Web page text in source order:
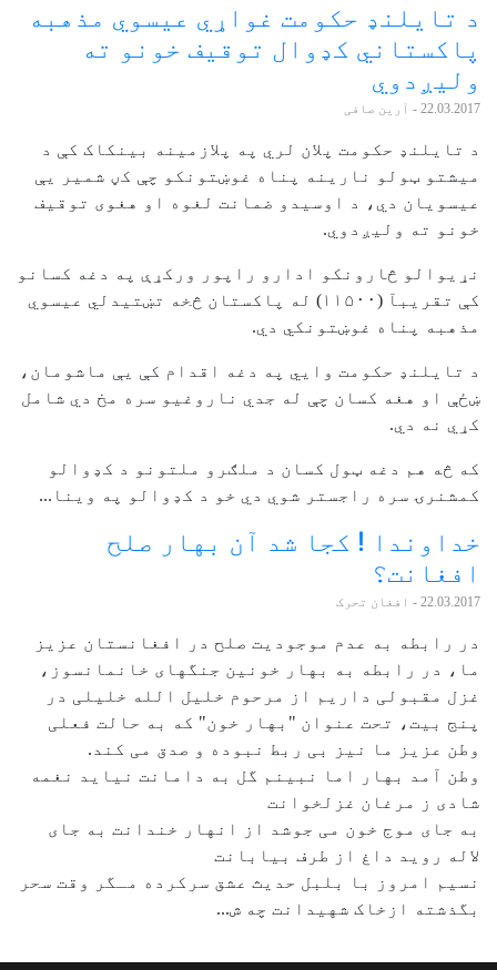
د تایلنډ حکومت غواړي عیسوي مذهبه
پاکستاني کډوال توقیف خونو ته
ولیږدوي
22.03.2017 - آرین صافی
د تایلنډ حکومت پلان لري په پلازمینه بینکاک کې د
میشتو ټولو نارینه پناه غوښتونکو چې کڼ شمیر یې
عیسویان دي، د اوسیدو ضمانت لغوه او هغوی توقیف
خونو ته ولیږدوي.
نړیوالو څارونکو ادارو راپور ورکړې په دغه کسانو
کې تقریبآ (۱۱۵۰۰) له پاکستان څخه تښتیدلي عیسوي
مذهبه پناه غوښتونکي دي.
د تایلنډ حکومت وایي په دغه اقدام کې يې ماشومان،
ښځې او هغه کسان چې له جدي ناروغیو سره مخ دي شامل
کړي نه دي.
که څه هم دغه ټول کسان د ملګرو ملتونو د کډوالو
کمشنرۍ سره راجستر شوي دي خو د کډوالو په وینا...
خداوندا ! کجا شد آن بهار صلح
افغانت؟
22.03.2017 - افغان تحرک
در رابطه به عدم موجودیت صلح در افغانستان عزیز
ما، در رابطه به بهار خونین جنگهای خانمانسوز،
غزل مقبولی داریم از مرحوم خلیل الله خلیلی در
پنج بیت، تحت عنوان "بهار خون" که به حالت فعلی
وطن عزیز ما نیز بی ربط نبوده و صدق می کند.
وطن آمد بهار اما نبینم گل به دامانت نیاید نغمه
شادی ز مرغان غزلخوانت
به جای موج خون می جوشد از انهار خندانت به جای
لاله روید داغ از طرف بیابانت
نسیم امروز با بلبل حدیث عشق سرکرده مـگر وقت سحر
بگذشته ازخاک شهیدانت چه ش...